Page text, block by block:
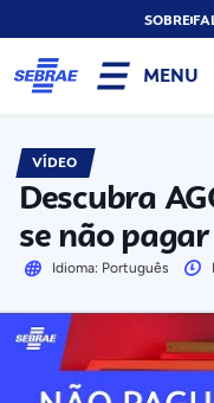
SOBRE
MENU
VÍDEO
Idioma: Português
Descubra
se não